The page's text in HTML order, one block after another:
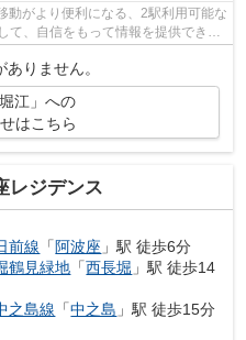
動がより便利になる、2駅利用可能な
て、自信をもって情報を提供できる
...
りません。
江」への
はこちら
レジデンス
前線 「阿波座 」駅 徒歩6分
鶴見緑地 「西長堀 」駅 徒歩14
之島線 「中之島 」駅 徒歩15分